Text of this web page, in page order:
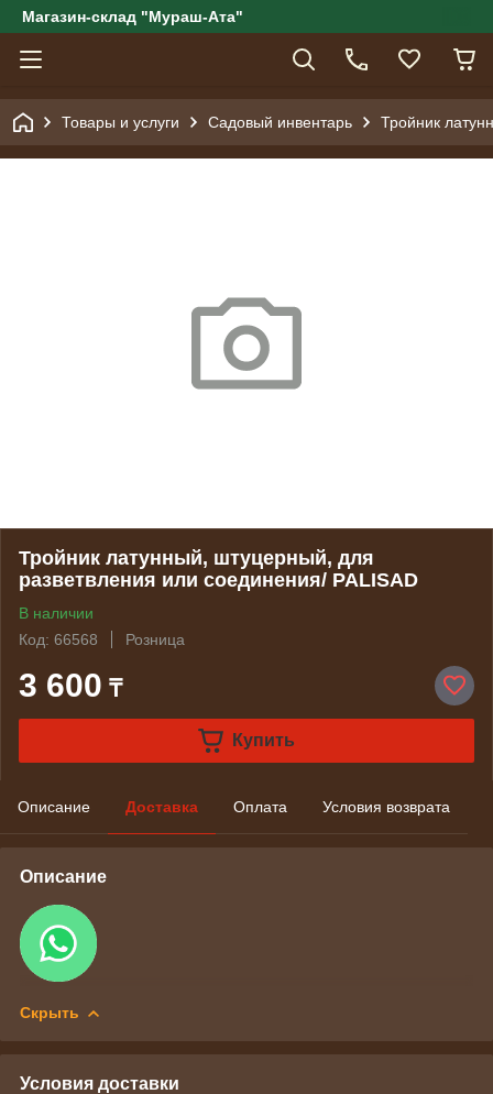
Магазин-склад "Мураш-Ата"
Товары и услуги Садовый инвентарь Тройник
Тройник латунный, штуцерный, для
разветвления или соединения/ PALISAD
В наличии
Код: 66568
Розница
3 600 ₸
Купить
Описание Доставка Оплата Условия возврата
Описание
Скрыть
Условия доставки